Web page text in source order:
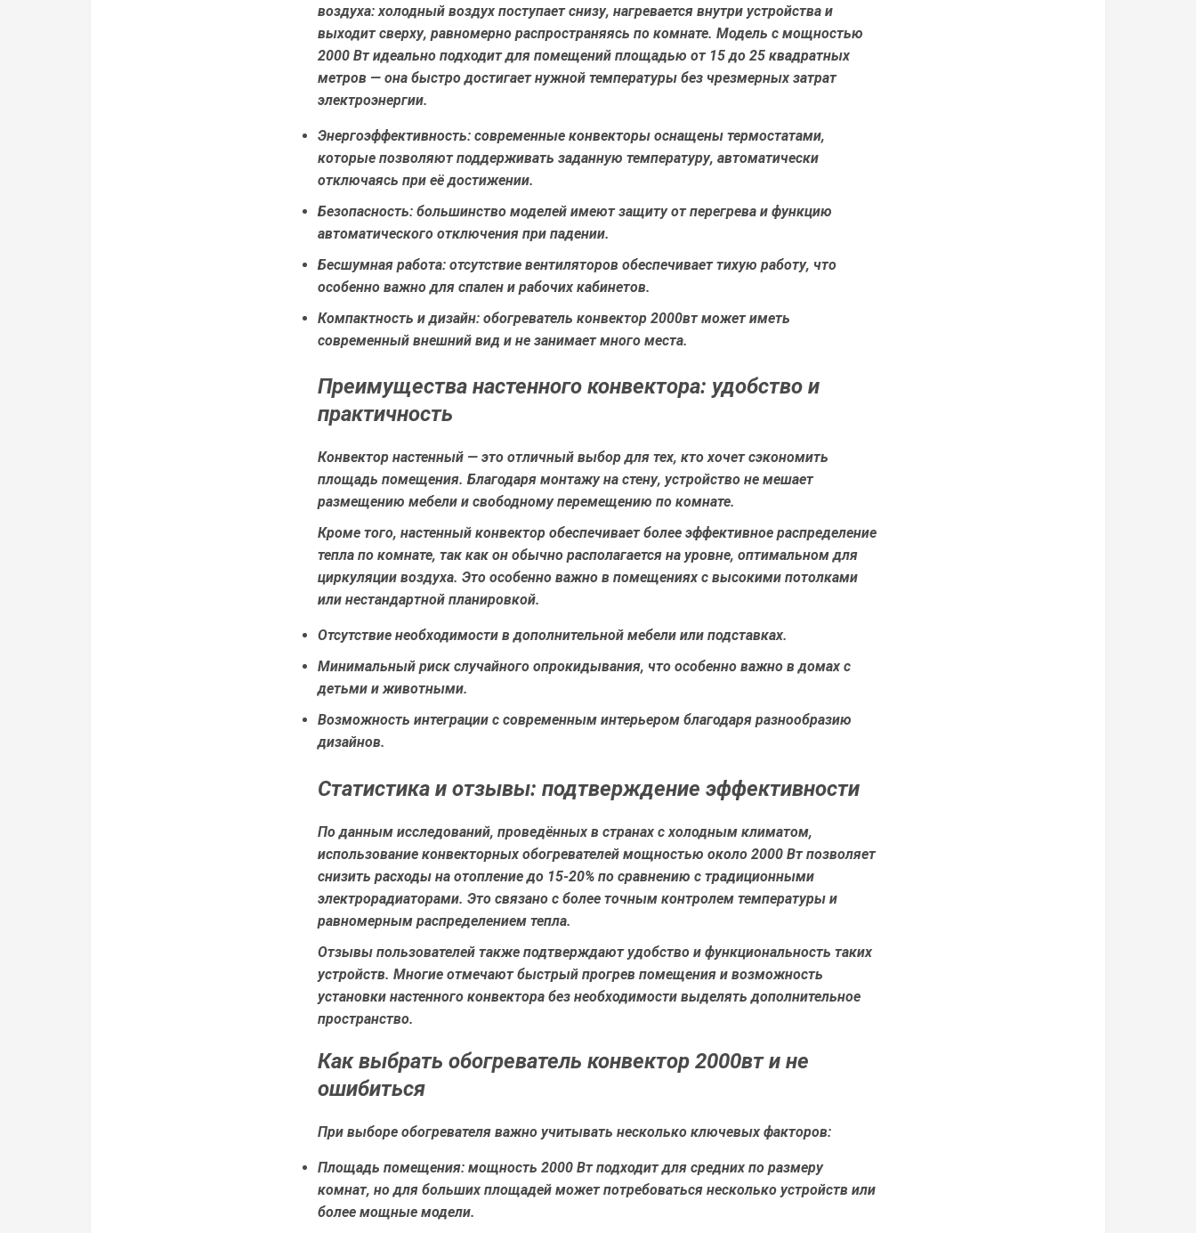
воздуха: холодный воздух поступает снизу, нагревается внутри устройства и
выходит сверху, равномерно распространяясь по комнате. Модель с мощностью
2000 Вт идеально подходит для помещений площадью от 15 до 25 квадратных
метров — она быстро достигает нужной температуры без чрезмерных затрат
электроэнергии.
Энергоэффективность: современные конвекторы оснащены термостатами,
которые позволяют поддерживать заданную температуру, автоматически
отключаясь при её достижении.
Безопасность: большинство моделей имеют защиту от перегрева и функцию
автоматического отключения при падении.
Бесшумная работа: отсутствие вентиляторов обеспечивает тихую работу, что
особенно важно для спален и рабочих кабинетов.
Компактность и дизайн: обогреватель конвектор 2000вт может иметь
современный внешний вид и не занимает много места.
Преимущества настенного конвектора: удобство и
практичность
Конвектор настенный — это отличный выбор для тех, кто хочет сэкономить
площадь помещения. Благодаря монтажу на стену, устройство не мешает
размещению мебели и свободному перемещению по комнате.
Кроме того, настенный конвектор обеспечивает более эффективное распределение
тепла по комнате, так как он обычно располагается на уровне, оптимальном для
циркуляции воздуха. Это особенно важно в помещениях с высокими потолками
или нестандартной планировкой.
Отсутствие необходимости в дополнительной мебели или подставках.
Минимальный риск случайного опрокидывания, что особенно важно в домах с
детьми и животными.
Возможность интеграции с современным интерьером благодаря разнообразию
дизайнов.
Статистика и отзывы: подтверждение эффективности
По данным исследований, проведённых в странах с холодным климатом,
использование конвекторных обогревателей мощностью около 2000 Вт позволяет
снизить расходы на отопление до 15-20% по сравнению с традиционными
электрорадиаторами. Это связано с более точным контролем температуры и
равномерным распределением тепла.
Отзывы пользователей также подтверждают удобство и функциональность таких
устройств. Многие отмечают быстрый прогрев помещения и возможность
установки настенного конвектора без необходимости выделять дополнительное
пространство.
Как выбрать обогреватель конвектор 2000вт и не
ошибиться
При выборе обогревателя важно учитывать несколько ключевых факторов:
Площадь помещения: мощность 2000 Вт подходит для средних по размеру
комнат, но для больших площадей может потребоваться несколько устройств или
более мощные модели.